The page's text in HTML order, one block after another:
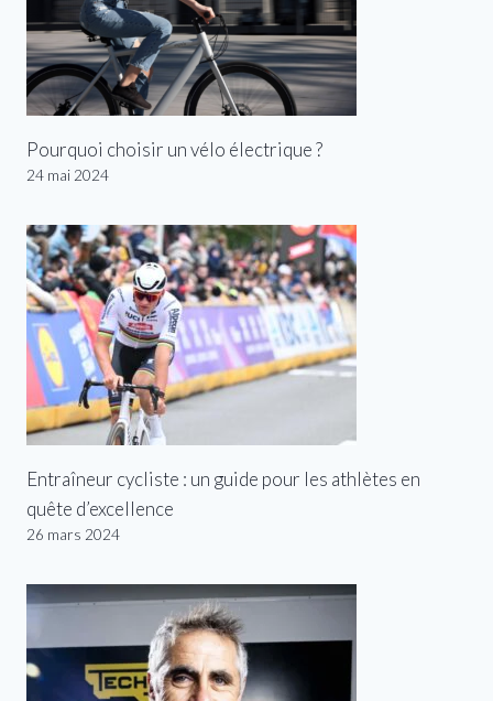
Pourquoi choisir un vélo électrique ?
24 mai 2024
Entraîneur cycliste : un guide pour les athlètes en
quête d’excellence
26 mars 2024